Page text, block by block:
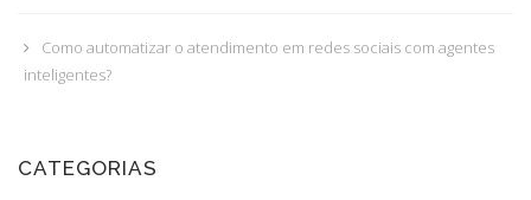
Como automatizar o atendimento em redes sociais com agentes
inteligentes?
CATEGORIAS